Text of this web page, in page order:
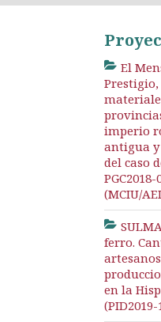
El
imperio
antigua
del caso
(MCIU/
ferro.
en la
(PID2019-